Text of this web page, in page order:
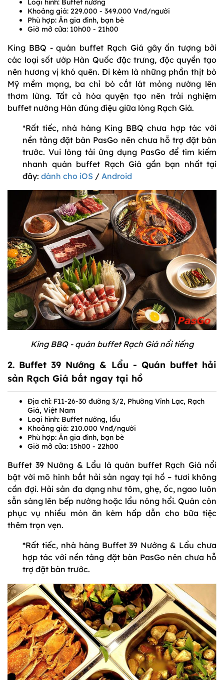
Khoảng giá: 229.000 - 349.000 Vnđ/người
Phù hợp: Ăn gia đình, bạn bè
Giờ mở cửa: 10h00 - 21h00
King BBQ - quán buffet Rạch Giá gây ấn tượng bởi
các loại sốt ướp Hàn Quốc đặc trưng, độc quyền tạo
nên hương vị khó quên. Đi kèm là những phần thịt bò
Mỹ mềm mọng, ba chỉ bò cắt lát mỏng nướng lên
thơm lừng. Tất cả hòa quyện tạo nên trải nghiệm
buffet nướng Hàn đúng điệu giữa lòng Rạch Giá.
*Rất tiếc, nhà hàng King BBQ chưa hợp tác với
nền tảng đặt bàn PasGo nên chưa hỗ trợ đặt bàn
trước. Vui lòng tải ứng dụng PasGo để tìm kiếm
nhanh quán buffet Rạch Giá gần bạn nhất tại
đây: dành cho iOS / Android
King BBQ - quán buffet Rạch Giá nổi tiếng
2. Buffet 39 Nướng & Lẩu - Quán buffet hải
sản Rạch Giá bắt ngay tại hồ
Địa chỉ: F11-26-30 đường 3/2, Phường Vĩnh Lạc, Rạch
Giá, Việt Nam
Loại hình: Buffet nướng, lẩu
Khoảng giá: 210.000 Vnđ/người
Phù hợp: Ăn gia đình, bạn bè
Giờ mở cửa: 15h00 - 22h00
Buffet 39 Nướng & Lẩu là quán buffet Rạch Giá nổi
bật với mô hình bắt hải sản ngay tại hồ – tươi không
cần đợi. Hải sản đa dạng như tôm, ghẹ, ốc, ngao luôn
sẵn sàng lên bếp nướng hoặc lẩu nóng hổi. Quán còn
phục vụ nhiều món ăn kèm hấp dẫn cho bữa tiệc
thêm trọn vẹn.
*Rất tiếc, nhà hàng Buffet 39 Nướng & Lẩu chưa
hợp tác với nền tảng đặt bàn PasGo nên chưa hỗ
trợ đặt bàn trước.